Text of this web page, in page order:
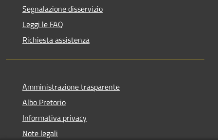
Segnalazione disservizio
Leggi le FAQ
Richiesta assistenza
Amministrazione trasparente
Albo Pretorio
Informativa privacy
Note legali